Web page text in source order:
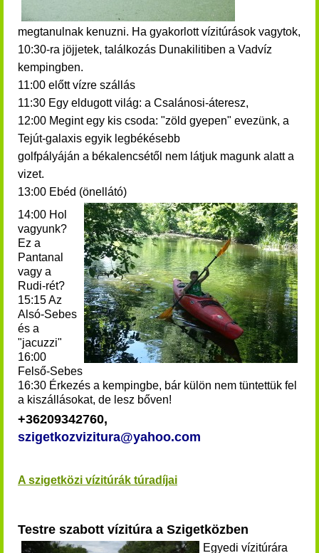
megtanulnak kenuzni. Ha gyakorlott vízitúrások vagytok,
10:30-ra jöjjetek, találkozás Dunakilitiben a Vadvíz
kempingben.
11:00 előtt vízre szállás
11:30 Egy eldugott világ: a Csalánosi-áteresz,
12:00 Megint egy kis csoda: "zöld gyepen" evezünk, a
Tejút-galaxis egyik legbékésebb
golfpályáján a békalencsétől nem látjuk magunk alatt a
vizet.
13:00 Ebéd (önellátó)
14:00 Hol
vagyunk?
Ez a
Pantanal
vagy a
Rudi-rét?
15:15 Az
Alsó-Sebes
és a
"jacuzzi"
16:00
Felső-Sebes
16:30 Érkezés a kempingbe, bár külön nem tüntettük fel
a kiszállásokat, de lesz bőven!
+36209342760,
szigetkozvizitura@yahoo.com
A szigetközi vízitúrák túradíjai
Testre szabott vízitúra a Szigetközben
Egyedi vízitúrára